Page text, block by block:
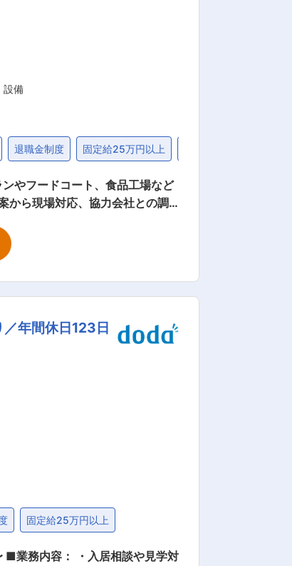
密着し安定した会社です。共に
身のスキルアップを評価する風
設備
退職金制度 固定給25万円以上
から現場対応、協力会社との調
ラブル発生時の対応窓口 実
働を支えるポジションです。
的に関わりながら設備の安定稼
範囲：会社の
年間休日123日
固定給25万円以上